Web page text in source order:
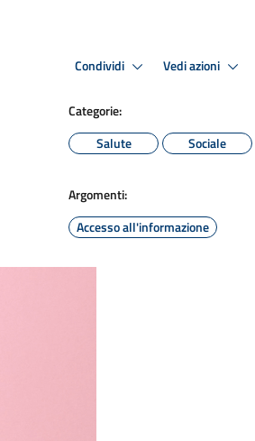
Condividi Vedi azioni
Categorie:
Salute
Sociale
Argomenti:
Accesso all'informazione